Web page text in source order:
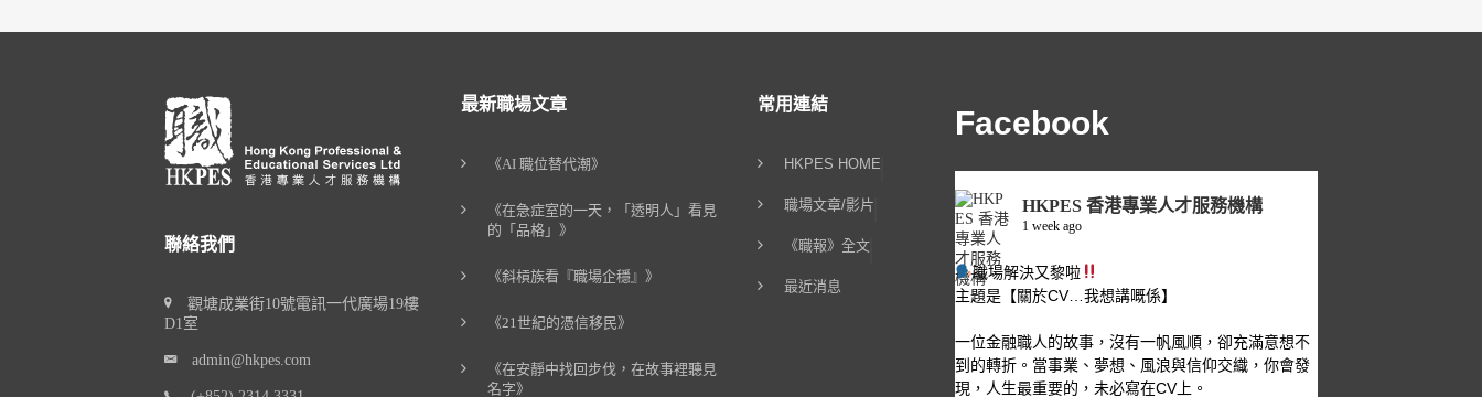
聯絡我們
觀塘成業街10號電訊一代廣場19樓
D1室
admin@hkpes.com
最新職場文章
《AI 職位替代潮》
《在急症室的一天，「透明人」看見
的「品格」》
《斜槓族看『職場企穩』》
《21世紀的憑信移民》
《在安靜中找回步伐，在故事裡聽見
名字》
常用連結
HKPES HOME
職場文章/影片
《職報》全文
最近消息
Facebook
HKPES 香港專業人才服務機構
1 week ago
職場解決又黎啦
主題是【關於CV…我想講嘅係】
一位金融職人的故事，沒有一帆風順，卻充滿意想不
到的轉折。當事業、夢想、風浪與信仰交織，你會發
現，人生最重要的，未必寫在CV上。